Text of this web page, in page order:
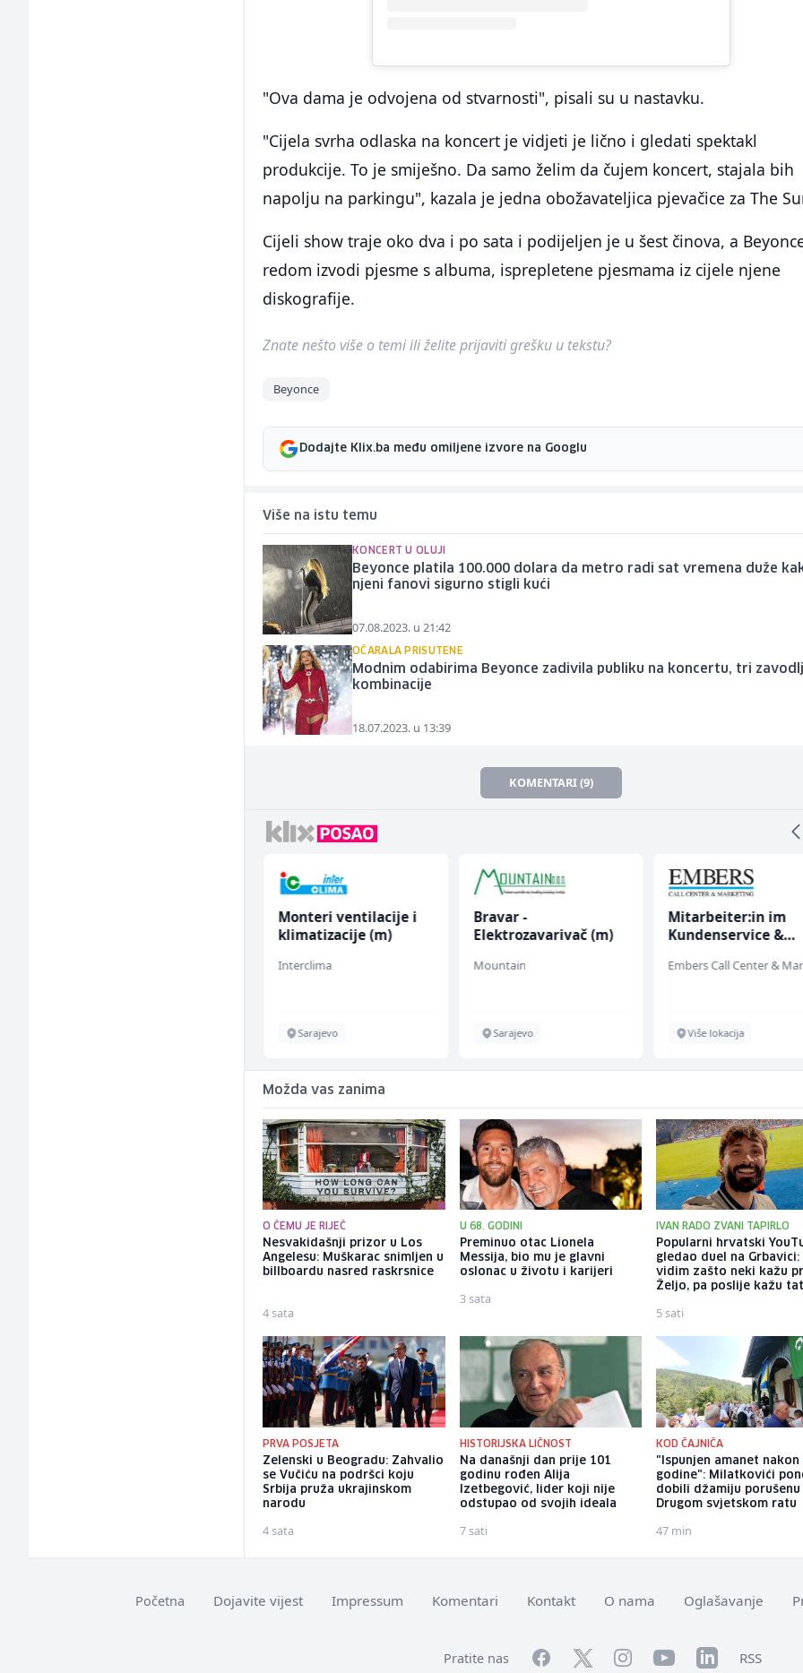
"Ova dama je odvojena od stvarnosti", pisali su u nastavku.
"Cijela svrha odlaska na koncert je vidjeti je lično i gledati spektakl
produkcije. To je smiješno. Da samo želim da čujem koncert, stajala bih
napolju na parkingu", kazala je jedna obožavateljica pjevačice za The
Cijeli show traje oko dva i po sata i podijeljen je u šest činova, a
redom izvodi pjesme s albuma, isprepletene pjesmama iz cijele njene
diskografije.
Znate nešto više o temi ili želite prijaviti grešku u tekstu?
Beyonce
Dodajte Klix.ba među omiljene izvore na Googlu
Više na istu temu
KONCERT U OLUJI
Beyonce platila 100.000 dolara da metro radi sat vremena duže
njeni fanovi sigurno stigli kući
07.08.2023. u 21:42
OČARALA PRISUTENE
Modnim odabirima Beyonce zadivila publiku na koncertu, tri
kombinacije
18.07.2023. u 13:39
KOMENTARI (9)
Monteri ventilacije i
klimatizacije (m)
Interclima
Sarajevo
Bravar -
Elektrozavarivač (m)
Mountain
Sarajevo
Mitarbeiter:in im
Kundenservice &
Više lokacija
Možda vas zanima
O ČEMU JE RIJEČ
Nesvakidašnji prizor u Los
Angelesu: Muškarac snimljen u
billboardu nasred raskrsnice
4 sata
U 68. GODINI
Preminuo otac Lionela
Messija, bio mu je glavni
oslonac u životu i karijeri
3 sata
IVAN RADO ZVANI TAPIRLO
Popularni hrvatski
gledao duel na Grbavici:
vidim zašto neki kažu
Željo, pa poslije kažu
5 sati
PRVA POSJETA
Zelenski u Beogradu: Zahvalio
se Vučiću na podršci koju
Srbija pruža ukrajinskom
narodu
4 sata
HISTORIJSKA LIČNOST
Na današnji dan prije 101
godinu rođen Alija
Izetbegović, lider koji nije
odstupao od svojih ideala
7 sati
KOD ČAJNIČA
"Ispunjen amanet nakon
godine": Milatkovići
dobili džamiju porušenu
Drugom svjetskom ratu
47 min
Početna Dojavite vijest Impressum Komentari Kontakt O nama Oglašavanje
Pratite nas FacebookTwitterInstagramYouTubeLinkedInRSS